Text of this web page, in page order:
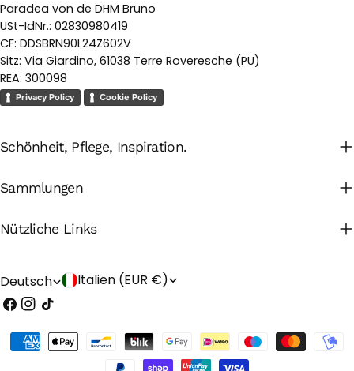
Paradea von de DHM Bruno
USt-IdNr.: 02830980419
CF: DDSBRN90L24Z602V
Sitz: Via Giardino, 61038 Terre Roveresche (PU)
REA: 300098
Privacy Policy Cookie Policy
Schönheit, Pflege, Inspiration.
Sammlungen
Nützliche Links
S
p
Deutsch L
n
d
Italien (EUR €)
Facebook
Instagram
TikTok
Zahlungsarten